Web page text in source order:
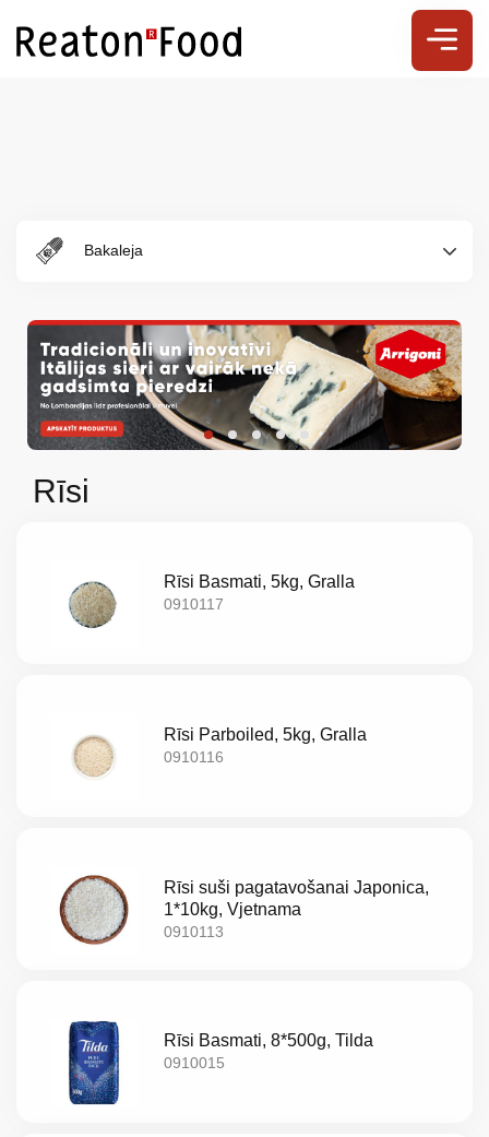
Bakaleja
Rīsi
Rīsi Basmati, 5kg, Gralla
0910117
Rīsi Parboiled, 5kg, Gralla
0910116
Rīsi suši pagatavošanai Japonica,
1*10kg, Vjetnama
0910113
Rīsi Basmati, 8*500g, Tilda
0910015
mums
Katalogs
Jaunumi
Aktualitātes